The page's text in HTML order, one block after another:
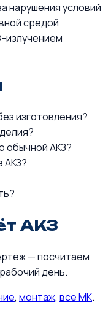
нарушения условий
средой
излучением
изготовления?
обычной АКЗ?
АКЗ?
АКЗ
— посчитаем
день.
, монтаж, все МК.